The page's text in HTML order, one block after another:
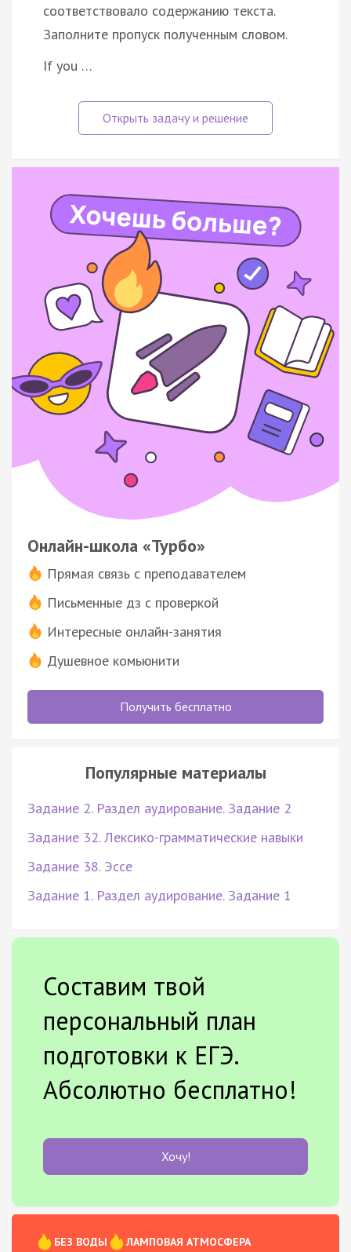
соответствовало содержанию текста.
Заполните пропуск полученным словом.
If you …
Онлайн-школа «Турбо»
Прямая связь с преподавателем
Письменные дз с проверкой
Интересные онлайн-занятия
Душевное комьюнити
Получить бесплатно
Популярные материалы
Задание 2. Раздел аудирование. Задание 2
Задание 32. Лексико-грамматические навыки
Задание 38. Эссе
Задание 1. Раздел аудирование. Задание 1
Составим твой
персональный план
подготовки к ЕГЭ.
Абсолютно бесплатно!
Хочу!
БЕЗ ВОДЫ
ЛАМПОВАЯ АТМОСФЕРА